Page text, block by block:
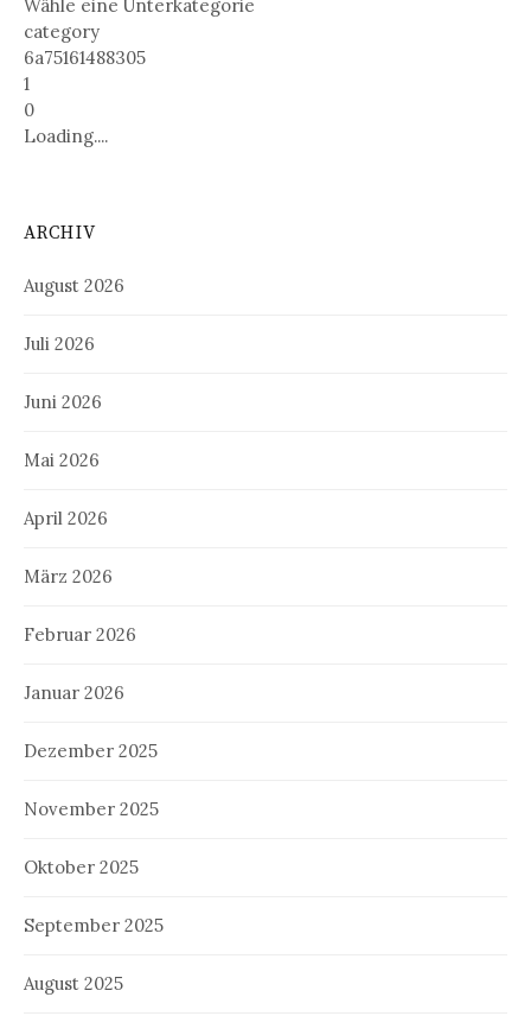
Wähle eine Unterkategorie
category
6a75161488305
1
0
Loading....
ARCHIV
August 2026
Juli 2026
Juni 2026
Mai 2026
April 2026
März 2026
Februar 2026
Januar 2026
Dezember 2025
November 2025
Oktober 2025
September 2025
August 2025